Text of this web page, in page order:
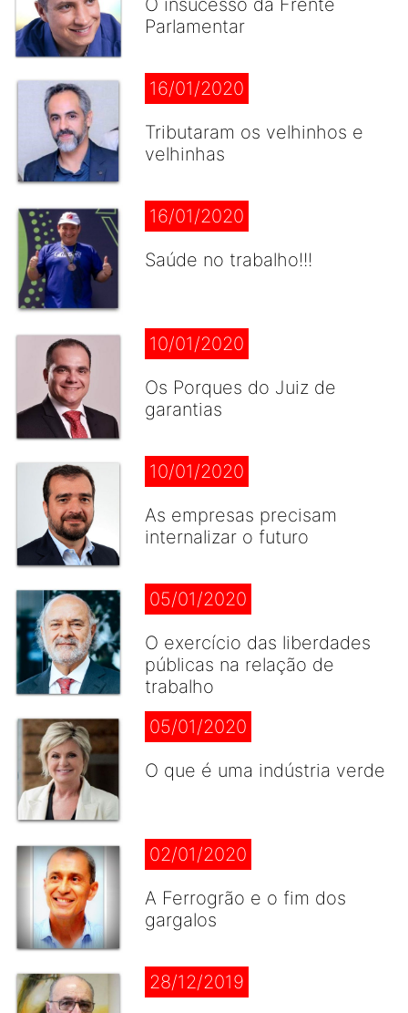
Parlamentar
16/01/2020
Tributaram os velhinhos e
velhinhas
16/01/2020
Saúde no trabalho!!!
10/01/2020
Os Porques do Juiz de
garantias
10/01/2020
As empresas precisam
internalizar o futuro
05/01/2020
O exercício das liberdades
públicas na relação de
trabalho
05/01/2020
O que é uma indústria verde
02/01/2020
A Ferrogrão e o fim dos
gargalos
28/12/2019